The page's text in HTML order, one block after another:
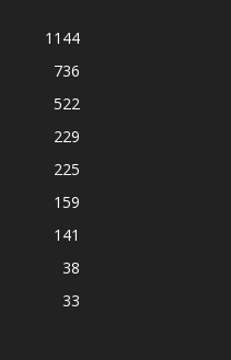
1144
736
522
229
225
159
141
38
33